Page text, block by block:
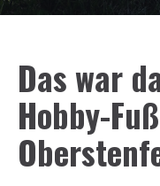
Das war
Hobby-